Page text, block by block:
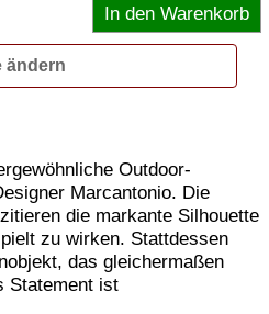
ändern
Outdoor-
Marcantonio. Die
die markante Silhouette
zu wirken. Stattdessen
das gleichermaßen
Statement ist